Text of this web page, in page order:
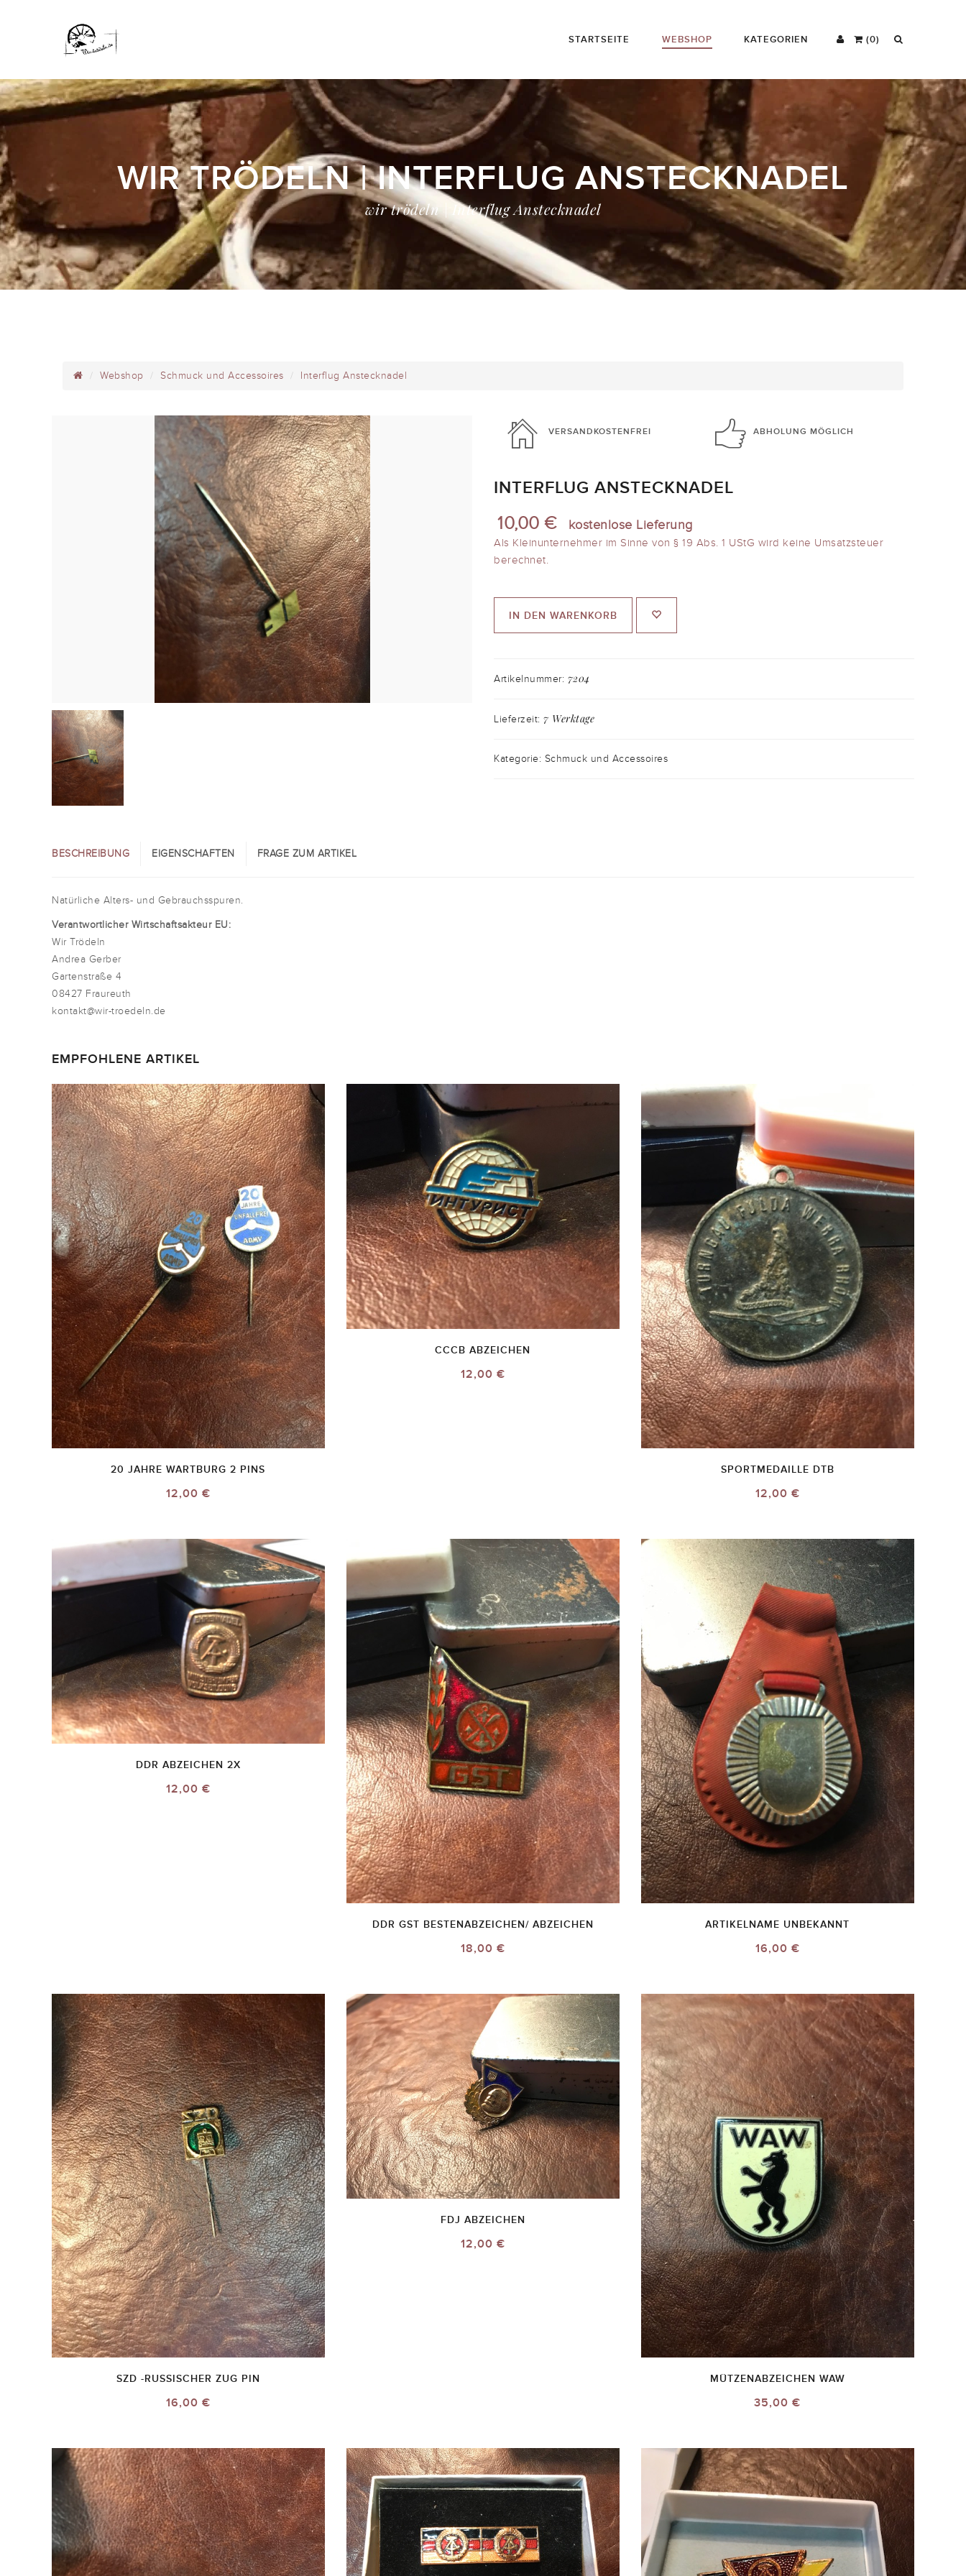
(0)
STARTSEITE WEBSHOP KATEGORIEN
WIR TRÖDELN | INTERFLUG ANSTECKNADEL
wir trödeln | Interflug Anstecknadel
Webshop Schmuck und Accessoires Interflug Anstecknadel
VERSANDKOSTENFREI ABHOLUNG MÖGLICH
INTERFLUG ANSTECKNADEL
10,00 € kostenlose Lieferung
Als Kleinunternehmer im Sinne von § 19 Abs. 1 UStG wird keine Umsatzsteuer
berechnet.
IN DEN WARENKORB
Artikelnummer: 7204
Lieferzeit: 7 Werktage
Kategorie: Schmuck und Accessoires
BESCHREIBUNG EIGENSCHAFTEN FRAGE ZUM ARTIKEL
Natürliche Alters- und Gebrauchsspuren.
Verantwortlicher Wirtschaftsakteur EU:
Wir Trödeln
Andrea Gerber
Gartenstraße 4
08427 Fraureuth
kontakt@wir-troedeln.de
EMPFOHLENE ARTIKEL
20 JAHRE WARTBURG 2 PINS
12,00 €
CCCB ABZEICHEN
12,00 €
SPORTMEDAILLE DTB
12,00 €
DDR ABZEICHEN 2X
12,00 €
DDR GST BESTENABZEICHEN/ ABZEICHEN
18,00 €
ARTIKELNAME UNBEKANNT
16,00 €
SZD -RUSSISCHER ZUG PIN
16,00 €
FDJ ABZEICHEN
12,00 €
MÜTZENABZEICHEN WAW
35,00 €